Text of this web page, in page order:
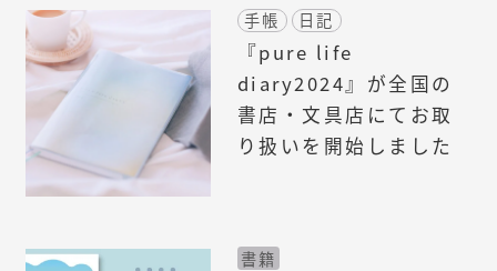
手帳 日記
『pure life
diary2024』が全国の
書店・文具店にてお取
り扱いを開始しました
書籍